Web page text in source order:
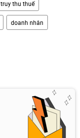
truy thu thuế
doanh nhân